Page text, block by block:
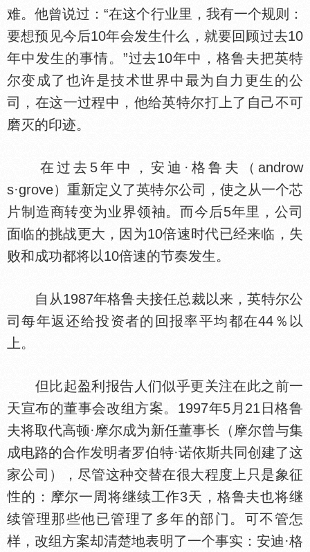
难。他曾说过：“在这个行业里，我有一个规则：
要想预见今后10年会发生什么，就要回顾过去10
年中发生的事情。”过去10年中，格鲁夫把英特
尔变成了也许是技术世界中最为自力更生的公
司，在这一过程中，他给英特尔打上了自己不可
磨灭的印迹。
在过去5年中，安迪·格鲁夫（androw
s·grove）重新定义了英特尔公司，使之从一个芯
片制造商转变为业界领袖。而今后5年里，公司
面临的挑战更大，因为10倍速时代已经来临，失
败和成功都将以10倍速的节奏发生。
自从1987年格鲁夫接任总裁以来，英特尔公
司每年返还给投资者的回报率平均都在44％以
上。
但比起盈利报告人们似乎更关注在此之前一
天宣布的董事会改组方案。1997年5月21日格鲁
夫将取代高顿·摩尔成为新任董事长（摩尔曾与集
成电路的合作发明者罗伯特·诺依斯共同创建了这
家公司），尽管这种交替在很大程度上只是象征
的：摩尔一周将继续工作3天，格鲁夫也将继
续管理那些他已管理了多年的部门。可不管怎
样，改组方案却清楚地表明了一个事实：安迪·格